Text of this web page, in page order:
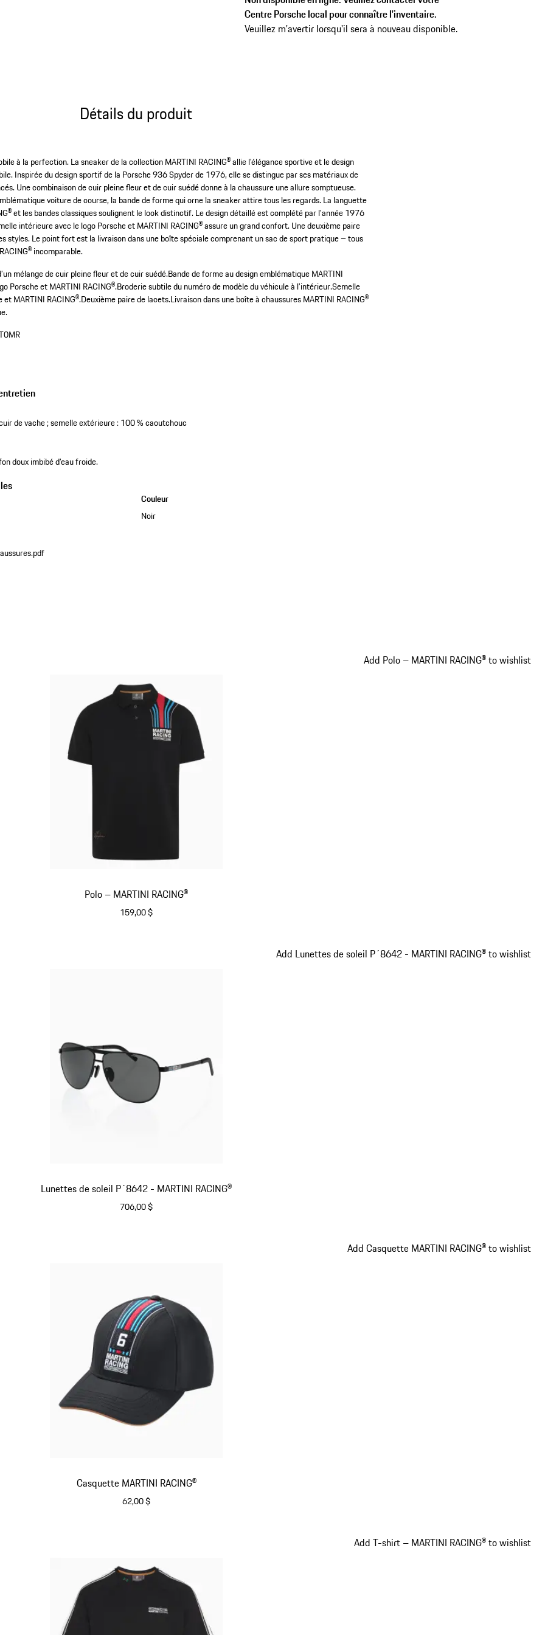
(Taille)
Centre Porsche local pour connaître l'inventaire.
Veuillez m'avertir lorsqu'il sera à nouveau disponible.
Détails du produit
à la perfection. La sneaker de la collection MARTINI RACING® allie l’élégance sportive et le design
Inspirée du design sportif de la Porsche 936 Spyder de 1976, elle se distingue par ses matériaux de
Une combinaison de cuir pleine fleur et de cuir suédé donne à la chaussure une allure somptueuse.
voiture de course, la bande de forme qui orne la sneaker attire tous les regards. La languette
et les bandes classiques soulignent le look distinctif. Le design détaillé est complété par l’année 1976
intérieure avec le logo Porsche et MARTINI RACING® assure un grand confort. Une deuxième paire
styles. Le point fort est la livraison dans une boîte spéciale comprenant un sac de sport pratique – tous
incomparable.
mélange de cuir pleine fleur et de cuir suédé.Bande de forme au design emblématique MARTINI
Porsche et MARTINI RACING®.Broderie subtile du numéro de modèle du véhicule à l’intérieur.Semelle
MARTINI RACING®.Deuxième paire de lacets.Livraison dans une boîte à chaussures MARTINI RACING®
de vache ; semelle extérieure : 100 % caoutchouc
doux imbibé d’eau froide.
Couleur
Noir
Polo – MARTINI RACING®
159,00 $
Add Polo – MARTINI RACING® to wishlist
Lunettes de soleil P´8642 - MARTINI RACING®
706,00 $
Add Lunettes de soleil P´8642 - MARTINI RACING® to wishlist
Casquette MARTINI RACING®
62,00 $
Add Casquette MARTINI RACING® to wishlist
Add T-shirt – MARTINI RACING® to wishlist